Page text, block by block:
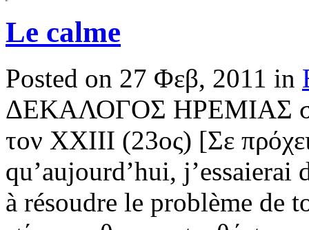
Le calme
Posted on 27 Φεβ, 2011 in
ΔΕΚΑΛΟΓΟΣ ΗΡΕΜΙΑΣ
τον XXIII (23ος) [Σε
qu’aujourd’hui, j’essaierai
à résoudre le problème de